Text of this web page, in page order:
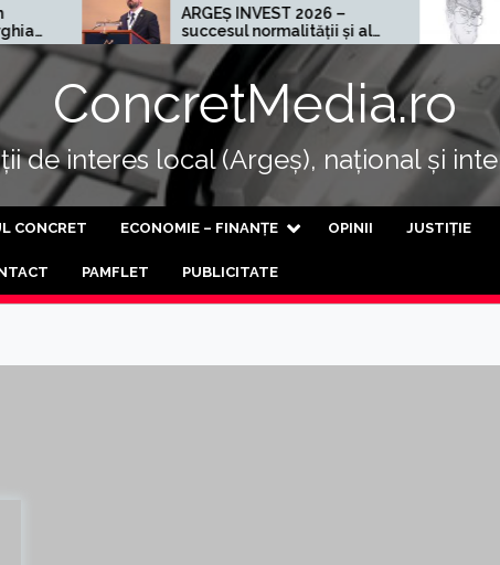
ARGEȘ INVEST 2026 –
succesul normalității și al
progresului
Cel mai
ConcretMedia.ro
de interes local (Argeș), național și
CONCRET ECONOMIE – FINANȚE OPINII JUSTIȚIE
PAMFLET PUBLICITATE